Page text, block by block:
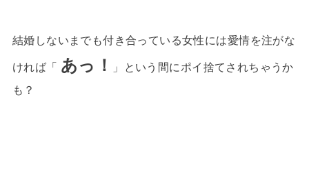
結婚しないまでも付き合っている女性には愛情を注がな
ければ「 あっ！
」という間にポイ捨てされちゃうか
も？